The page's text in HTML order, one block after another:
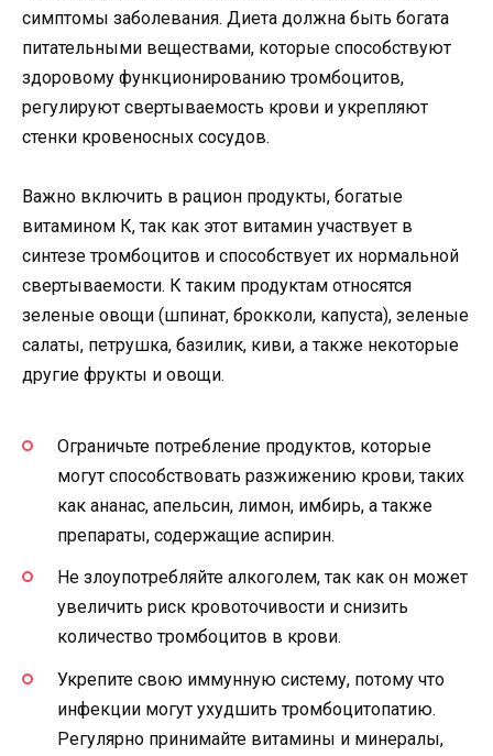
симптомы заболевания. Диета должна быть богата
питательными веществами, которые способствуют
здоровому функционированию тромбоцитов,
регулируют свертываемость крови и укрепляют
стенки кровеносных сосудов.
Важно включить в рацион продукты, богатые
витамином К, так как этот витамин участвует в
синтезе тромбоцитов и способствует их нормальной
свертываемости. К таким продуктам относятся
зеленые овощи (шпинат, брокколи, капуста), зеленые
салаты, петрушка, базилик, киви, а также некоторые
другие фрукты и овощи.
Ограничьте потребление продуктов, которые
могут способствовать разжижению крови, таких
как ананас, апельсин, лимон, имбирь, а также
препараты, содержащие аспирин.
Не злоупотребляйте алкоголем, так как он может
увеличить риск кровоточивости и снизить
количество тромбоцитов в крови.
Укрепите свою иммунную систему, потому что
инфекции могут ухудшить тромбоцитопатию.
Регулярно принимайте витамины и минералы,